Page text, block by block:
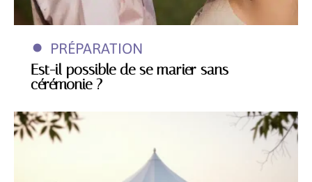
PRÉPARATION
Est-il possible de se marier sans
cérémonie ?